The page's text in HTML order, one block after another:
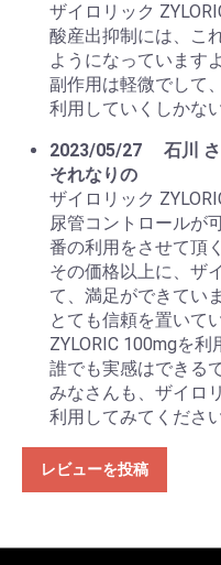
ザイロリック
酸産出抑制には、こ
ようになっていますよ
副作用は軽微でして
利用していくしかな
2023/05/27
石川
それなりの
ザイロリック
尿管コントロールが
番の利用をさせて頂
その価格以上に、ザ
て、満足ができていま
とても信頼を置いて
ZYLORIC 100mgを
誰でも実感はできる
みなさんも、ザイロ
利用してみてください
レビューを投稿